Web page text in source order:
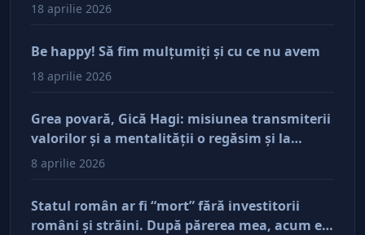
18 aprilie 2026
Be happy! Să fim mulţumiţi şi cu ce nu avem
18 aprilie 2026
Grea povară, Gică Hagi: misiunea transmiterii
valorilor şi a mentalităţii o regăsim şi la
antreprenorii care vor să-și lase moştenire
8 aprilie 2026
Statul român ar fi “mort” fără investitorii
români şi străini. După părerea mea, acum e